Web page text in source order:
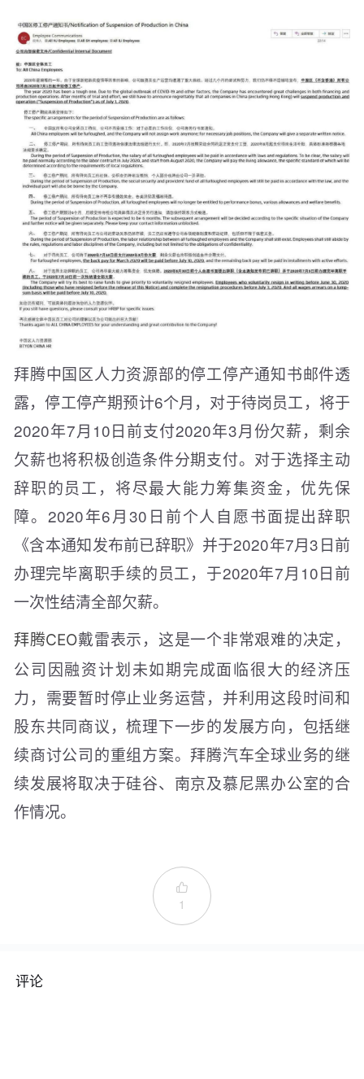
拜腾中国区人力资源部的停工停产通知书邮件透
露，停工停产期预计6个月，对于待岗员工，将于
2020年7月10日前支付2020年3月份欠薪，剩余
欠薪也将积极创造条件分期支付。对于选择主动
辞职的员工，将尽最大能力筹集资金，优先保
障。2020年6月30日前个人自愿书面提出辞职
《含本通知发布前已辞职》并于2020年7月3日前
办理完毕离职手续的员工，于2020年7月10日前
一次性结清全部欠薪。
拜腾CEO戴雷表示，这是一个非常艰难的决定，
公司因融资计划未如期完成面临很大的经济压
力，需要暂时停止业务运营，并利用这段时间和
股东共同商议，梳理下一步的发展方向，包括继
续商讨公司的重组方案。拜腾汽车全球业务的继
续发展将取决于硅谷、南京及慕尼黑办公室的合
作情况。

1
评论